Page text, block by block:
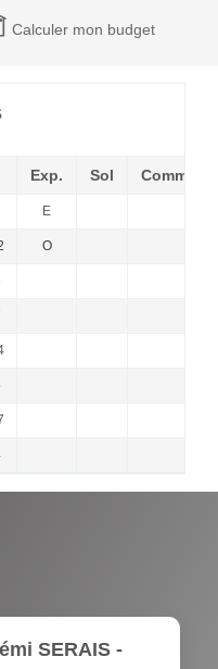
Calculer mon budget
Exp. Sol
E
O
SERAIS -